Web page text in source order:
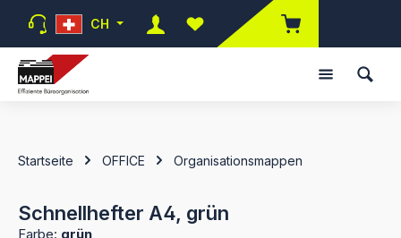
Zum Hauptinhalt springen
CH
Du hast 0 Produkte auf dem
Startseite OFFICE Organisationsmappen
Schnellhefter A4, grün
Farbe: grün